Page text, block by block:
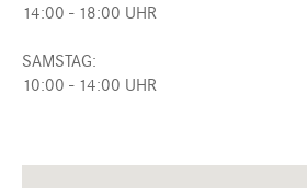
14:00 - 18:00 UHR
SAMSTAG:
10:00 - 14:00 UHR